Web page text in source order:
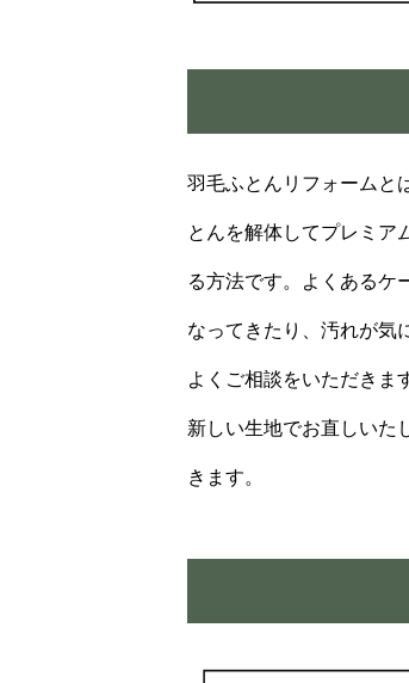
羽毛ふとんリフォームと
とんを解体してプレミア
る方法です。よくあるケ
なってきたり、汚れが気
よくご相談をいただきま
新しい生地でお直しいた
きます。